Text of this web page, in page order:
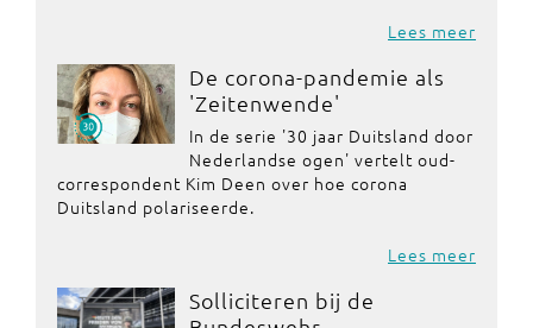
Lees meer
De corona-pandemie als
'Zeitenwende'
In de serie '30 jaar Duitsland door
Nederlandse ogen' vertelt oud-
correspondent Kim Deen over hoe corona
Duitsland polariseerde.
Lees meer
Solliciteren bij de